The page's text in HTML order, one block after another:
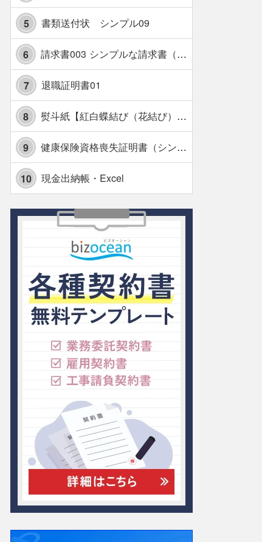
5 書類送付状 シンプル09
6 請求書003 シンプルな請求書（消費税10％対応）
7 退職証明書01
8 熨斗紙【紅白蝶結び（花結び）・水引7本】・Excel
9 健康保険資格喪失証明書（シンプル表形式版）・Excel【見本付き】
10 現金出納帳・Excel